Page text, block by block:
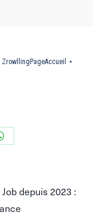
ZrowllingPageAccueil
depuis 2023 :